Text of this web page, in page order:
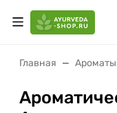
Главная Ароматы